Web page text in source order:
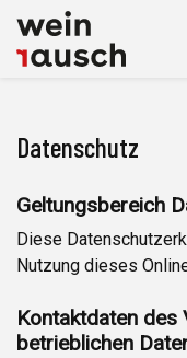
Datenschutz
Geltungsbereich
Diese
Nutzung dieses
Kontaktdaten des
betrieblichen